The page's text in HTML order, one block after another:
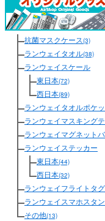
抗菌マスクケース(3)
ランウェイタオル(38)
ランウェイスケール
東日本(72)
西日本(89)
ランウェイタオルポケ
ランウェイマスキング
ランウェイマグネット
ランウェイステッカー
東日本(44)
西日本(32)
ランウェイフライトタグ
ランウェイスマホスタ
その他(13)